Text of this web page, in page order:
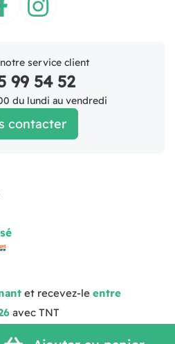
et recevez-le entre
avec TNT
service client
99 54 52
du lundi au vendredi
contacter
de livraison